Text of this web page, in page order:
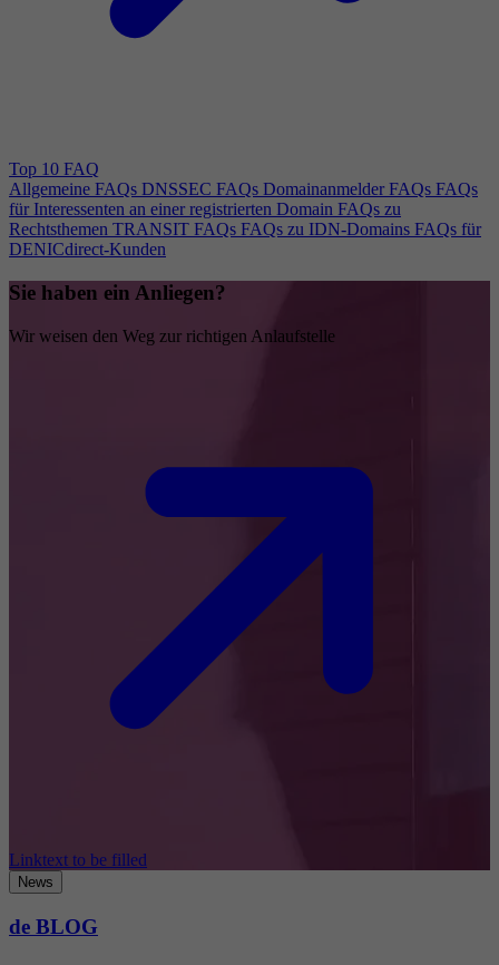
Top 10 FAQ
Allgemeine FAQs DNSSEC FAQs Domainanmelder FAQs FAQs
für Interessenten an einer registrierten Domain FAQs zu
Rechtsthemen TRANSIT FAQs FAQs zu IDN-Domains FAQs für
DENICdirect-Kunden
Sie haben ein Anliegen?
Wir weisen den Weg zur richtigen Anlaufstelle
Linktext to be filled
News
de BLOG